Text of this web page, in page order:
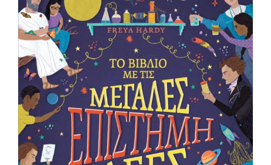
ΔΙΌΠΤΡΑ
ΔΙΌΠΤΡΑ